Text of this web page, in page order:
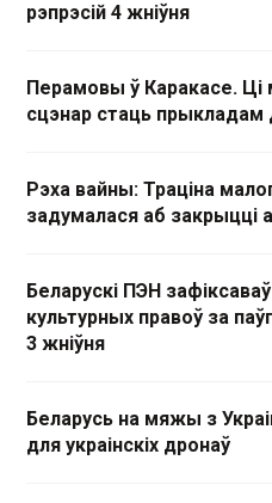
рэпрэсій 4 жніўня
Перамовы ў Каракасе. Ці
сцэнар стаць прыкладам
Рэха вайны: Траціна
задумалася аб закрыцці
Беларускі ПЭН
культурных правоў за
3 жніўня
Беларусь на мяжы з
для украінскіх дронаў